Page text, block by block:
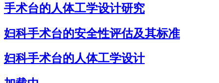
手术台的人体工学设计研究
妇科手术台的安全性评估及其标准
妇科手术台的人体工学设计